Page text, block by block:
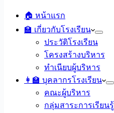
🏠 หน้าแรก
🏫 เกี่ยวกับโรงเรียน
ประวัติโรงเรียน
โครงสร้างบริหาร
ทำเนียบผู้บริหาร
👩‍🏫 บุคลากรโรงเรียน
คณะผู้บริหาร
กลุ่มสาระการเรียนรู้